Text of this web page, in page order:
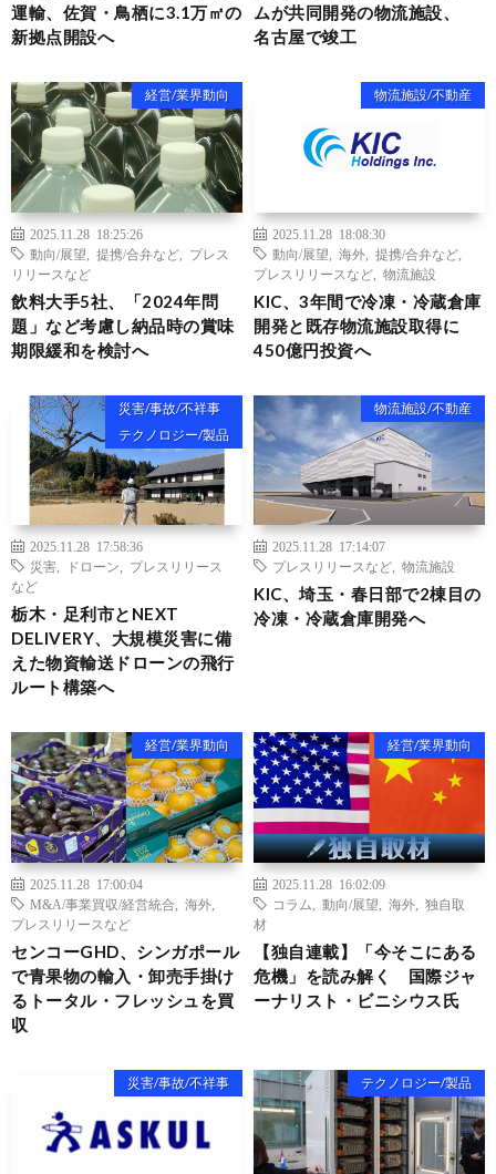
運輸、佐賀・鳥栖に3.1万㎡の
新拠点開設へ
ムが共同開発の物流施設、
名古屋で竣工
経営/業界動向
2025.11.28 18:25:26
動向/展望
提携/合弁など
プレス
リリースなど
飲料大手5社、「2024年問
題」など考慮し納品時の賞味
期限緩和を検討へ
物流施設/不動産
2025.11.28 18:08:30
動向/展望
海外 提携/合弁など
プレスリリースなど
物流施設
KIC、3年間で冷凍・冷蔵倉庫
開発と既存物流施設取得に
450億円投資へ
災害/事故/不祥事
テクノロジー/製品
2025.11.28 17:58:36
災害
ドローン
プレスリリース
など
栃木・足利市とNEXT
DELIVERY、大規模災害に備
えた物資輸送ドローンの飛行
ルート構築へ
物流施設/不動産
2025.11.28 17:14:07
プレスリリースなど
物流施設
KIC、埼玉・春日部で2棟目の
冷凍・冷蔵倉庫開発へ
経営/業界動向
2025.11.28 17:00:04
M&A/事業買収/経営統合
海外
プレスリリースなど
センコーGHD、シンガポール
で青果物の輸入・卸売手掛け
るトータル・フレッシュを買
収
経営/業界動向
2025.11.28 16:02:09
コラム
動向/展望 海外
独自取
材
【独自連載】「今そこにある
危機」を読み解く 国際ジャ
ーナリスト・ビニシウス氏
災害/事故/不祥事 テクノロジー/製品